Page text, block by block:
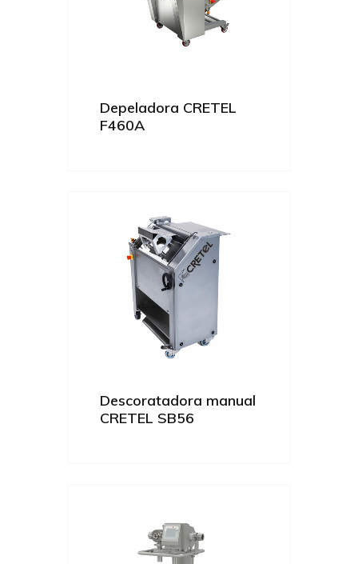
Depeladora CRETEL
F460A
Descoratadora manual
CRETEL SB56